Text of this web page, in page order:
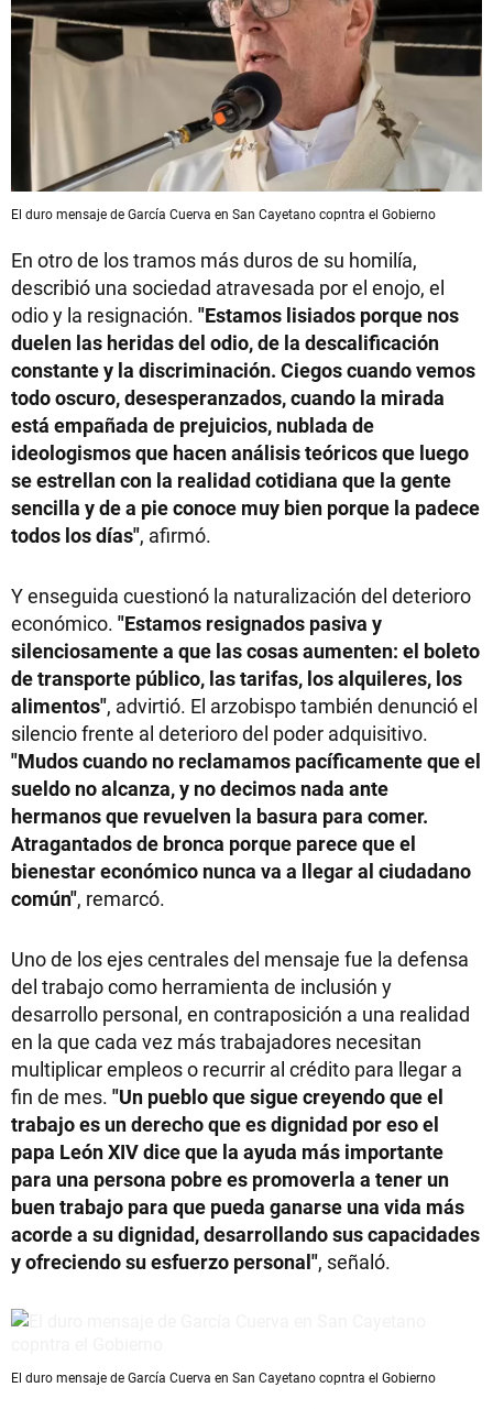
El duro mensaje de García Cuerva en San Cayetano copntra el Gobierno
En otro de los tramos más duros de su homilía,
describió una sociedad atravesada por el enojo, el
odio y la resignación. "Estamos lisiados porque nos
duelen las heridas del odio, de la descalificación
constante y la discriminación. Ciegos cuando vemos
todo oscuro, desesperanzados, cuando la mirada
está empañada de prejuicios, nublada de
ideologismos que hacen análisis teóricos que luego
se estrellan con la realidad cotidiana que la gente
sencilla y de a pie conoce muy bien porque la padece
todos los días", afirmó.
Y enseguida cuestionó la naturalización del deterioro
económico. "Estamos resignados pasiva y
silenciosamente a que las cosas aumenten: el boleto
de transporte público, las tarifas, los alquileres, los
alimentos", advirtió. El arzobispo también denunció el
silencio frente al deterioro del poder adquisitivo.
"Mudos cuando no reclamamos pacíficamente que el
sueldo no alcanza, y no decimos nada ante
hermanos que revuelven la basura para comer.
Atragantados de bronca porque parece que el
bienestar económico nunca va a llegar al ciudadano
común", remarcó.
Uno de los ejes centrales del mensaje fue la defensa
del trabajo como herramienta de inclusión y
desarrollo personal, en contraposición a una realidad
en la que cada vez más trabajadores necesitan
multiplicar empleos o recurrir al crédito para llegar a
fin de mes. "Un pueblo que sigue creyendo que el
trabajo es un derecho que es dignidad por eso el
papa León XIV dice que la ayuda más importante
para una persona pobre es promoverla a tener un
buen trabajo para que pueda ganarse una vida más
acorde a su dignidad, desarrollando sus capacidades
y ofreciendo su esfuerzo personal", señaló.
El duro mensaje de García Cuerva en San Cayetano copntra el Gobierno